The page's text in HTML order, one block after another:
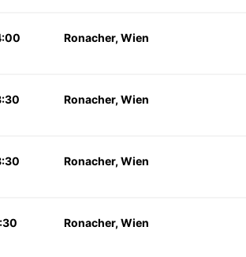
Ronacher, Wien
Ronacher, Wien
Ronacher, Wien
Ronacher, Wien